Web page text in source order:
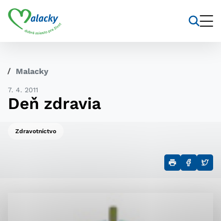
Malacky
7. 4. 2011
Deň zdravia
Zdravotníctvo
Cookies sú malé súbory, do ktorých webové stránky
môžu ukladať informácie o vašej aktivite a
preferenciách. Používajú sa napríklad k tomu, aby si
a pomáhajú urobiť webové stránky uplatniteľnými tým,